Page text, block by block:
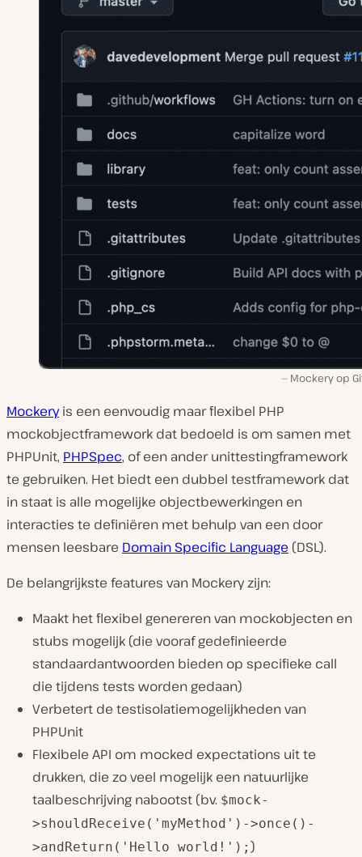
Mockery op
Mockeryis een eenvoudig maar flexibel PHP
mockobjectframework dat bedoeld is om samen met
PHPUnit, PHPSpec, of een ander unittestingframework
te gebruiken. Het biedt een dubbel testframework dat
in staat is alle mogelijke objectbewerkingen en
interacties te definiëren met behulp van een door
mensen leesbare Domain Specific Language (DSL).
De belangrijkste features van Mockery zijn:
Maakt het flexibel genereren van mockobjecten en
stubs mogelijk (die vooraf gedefinieerde
standaardantwoorden bieden op specifieke call
die tijdens tests worden gedaan)
Verbetert de testisolatiemogelijkheden van
PHPUnit
Flexibele API om mocked expectations uit te
drukken, die zo veel mogelijk een natuurlijke
taalbeschrijving nabootst (bv. $mock-
>shouldReceive('myMethod')->once()-
>andReturn('Hello world!'); )